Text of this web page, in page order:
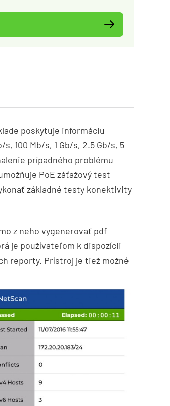
poskytuje informáciu
100 Mb/s, 1 Gb/s, 2.5 Gb/s, 5
prípadného problému
PoE záťažový test
základné testy konektivity
z neho vygenerovať pdf
je používateľom k dispozícii
reporty. Prístroj je tiež možné